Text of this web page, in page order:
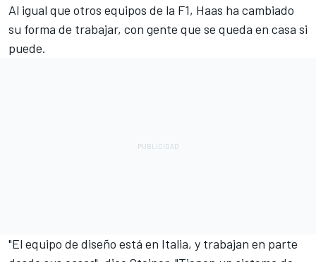
Al igual que otros equipos de la F1, Haas ha cambiado
su forma de trabajar, con gente que se queda en casa si
puede.
"El equipo de diseño está en Italia, y trabajan en parte